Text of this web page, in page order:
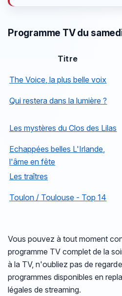
Programme TV du
Titre
The Voice, la plus belle voix
Qui restera dans la lumière ?
Les mystères du Clos des Lilas
Echappées belles L'Irlande,
l'âme en fête
Les traîtres
Toulon / Toulouse - Top 14
Vous pouvez à tout moment
programme TV complet de la
à la TV, n'oubliez pas de
programmes disponibles en
légales de streaming.